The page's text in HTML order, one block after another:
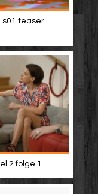
s01 teaser
2 folge 1